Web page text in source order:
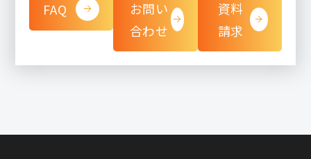
FAQ
お問い
合わせ
資料
請求